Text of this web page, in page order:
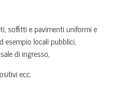
soffitti e pavimenti uniformi e
esempio locali pubblici,
di ingresso,
ecc.